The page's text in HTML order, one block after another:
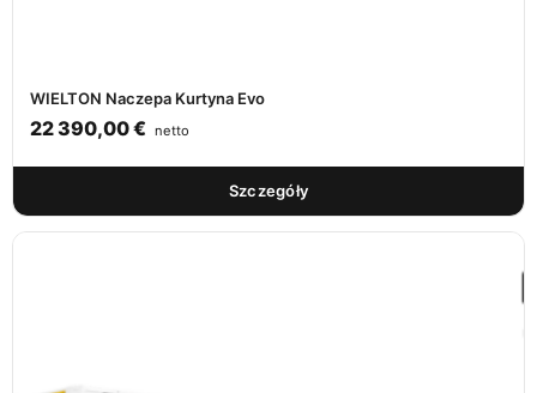
WIELTON Naczepa Kurtyna Evo
22 390,00€ netto
Szczegóły